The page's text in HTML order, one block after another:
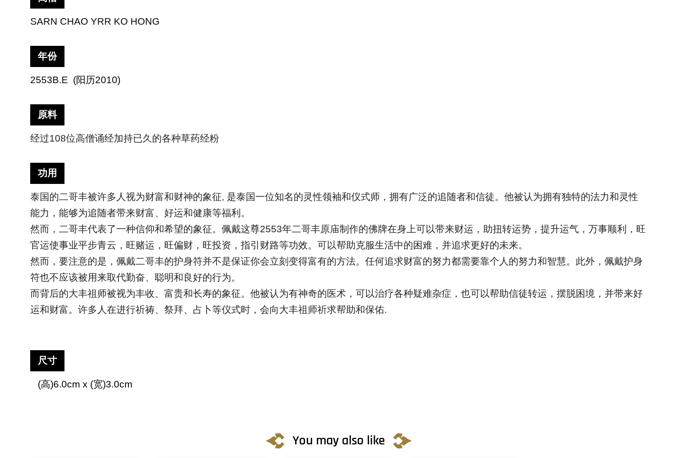
SARN CHAO YRR KO HONG
年份
2553B.E (阳历2010)
原料
经过108位高僧诵经加持已久的各种草药经粉
功用
泰国的二哥丰被许多人视为财富和财神的象征, 是泰国一位知名的灵性领袖和仪式师，拥有广泛的追随者和信徒。他被认为拥有独特的法力和灵性
能力，能够为追随者带来财富、好运和健康等福利。
然而，二哥丰代表了一种信仰和希望的象征。佩戴这尊2553年二哥丰原庙制作的佛牌在身上可以带来财运，助扭转运势，提升运气，万事顺利，旺
官运使事业平步青云，旺赌运，旺偏财，旺投资，指引财路等功效。可以帮助克服生活中的困难，并追求更好的未来。
然而，要注意的是，佩戴二哥丰的护身符并不是保证你会立刻变得富有的方法。任何追求财富的努力都需要靠个人的努力和智慧。此外，佩戴护身
符也不应该被用来取代勤奋、聪明和良好的行为。
而背后的大丰祖师被视为丰收、富贵和长寿的象征。他被认为有神奇的医术，可以治疗各种疑难杂症，也可以帮助信徒转运，摆脱困境，并带来好
运和财富。许多人在进行祈祷、祭拜、占卜等仪式时，会向大丰祖师祈求帮助和保佑.
尺寸
(高)6.0cm x (宽)3.0cm
You may also like